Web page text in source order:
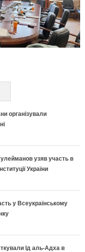
організували
узяв участь в
України
у Всеукраїнському
Ід аль-Адха в